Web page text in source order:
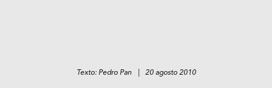
Texto: Pedro Pan | 20 agosto 2010